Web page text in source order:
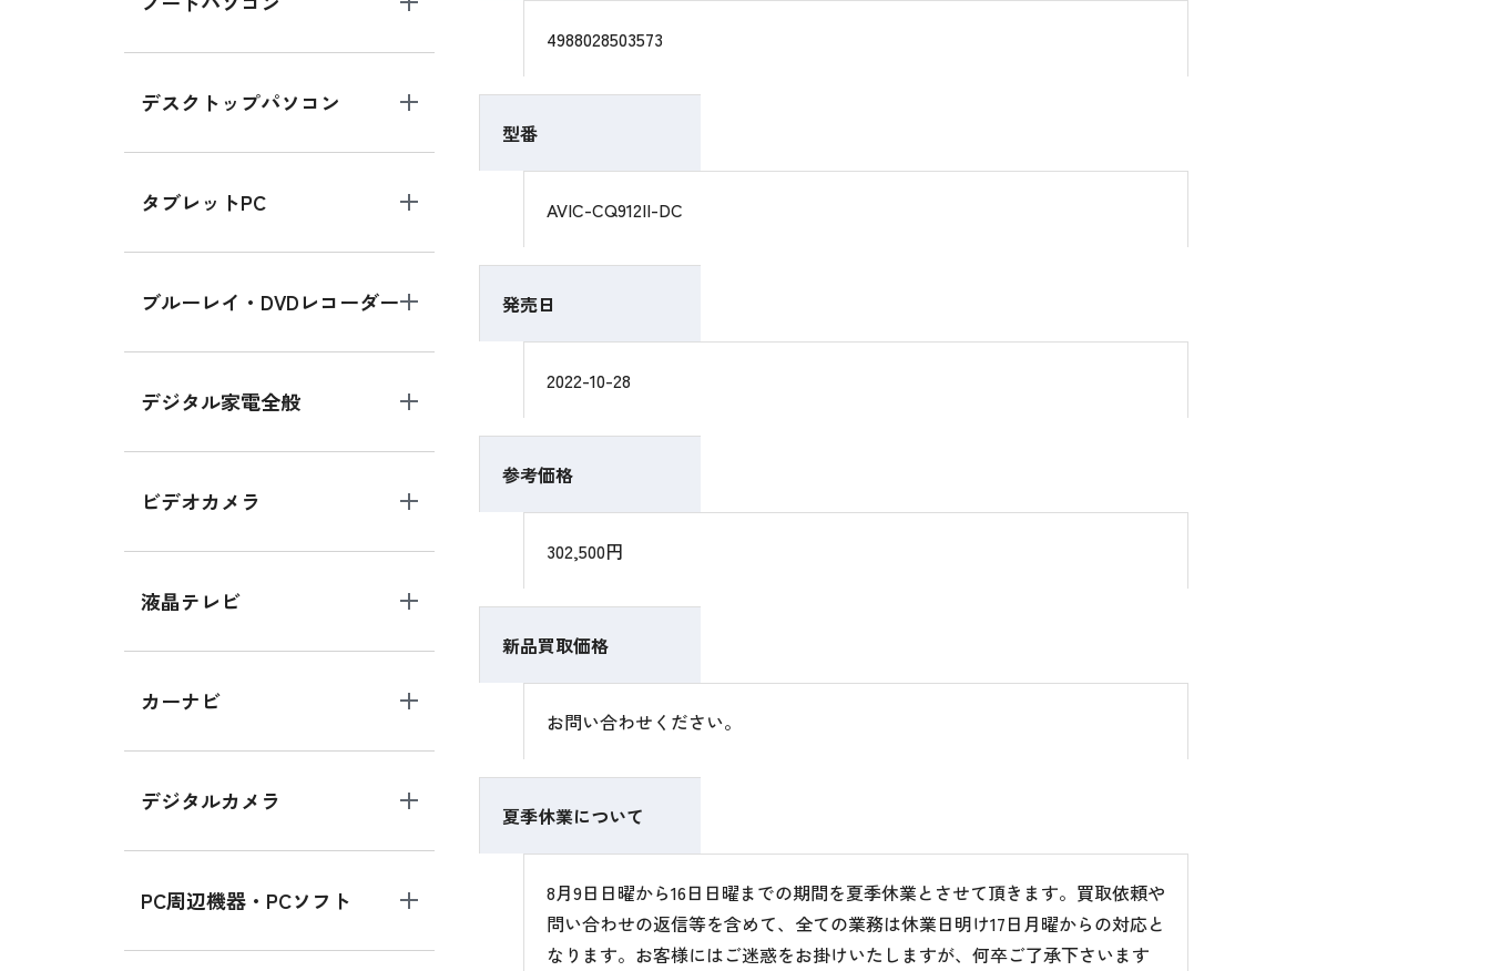
デスクトップパソコン
タブレットPC
ブルーレイ・DVDレコーダー
デジタル家電全般
ビデオカメラ
液晶テレビ
カーナビ
デジタルカメラ
PC周辺機器・PCソフト
4988028503573
型番
AVIC-CQ912II-DC
発売日
2022-10-28
参考価格
302,500円
新品買取価格
お問い合わせください。
夏季休業について
8月9日日曜から16日日曜までの期間を夏季休業とさせて頂きます。買取依頼や
問い合わせの返信等を含めて、全ての業務は休業日明け17日月曜からの対応と
なります。お客様にはご迷惑をお掛けいたしますが、何卒ご了承下さいます